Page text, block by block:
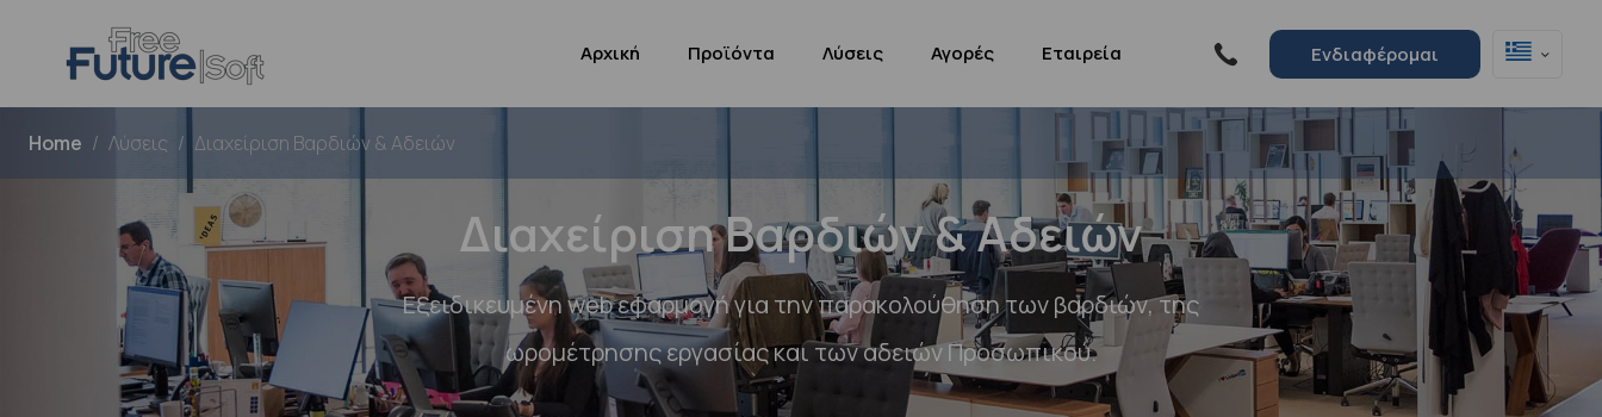
Αρχική Προϊόντα Λύσεις Αγορές Εταιρεία Ενδιαφέρομαι
Home Λύσεις Διαχείριση Βαρδιών & Αδειών
Διαχείριση Βαρδιών & Αδειών
Εξειδικευμένη web εφαρμογή για την παρακολούθηση των βαρδιών, της
ωρομέτρησης εργασίας και των αδειών Προσωπικού.